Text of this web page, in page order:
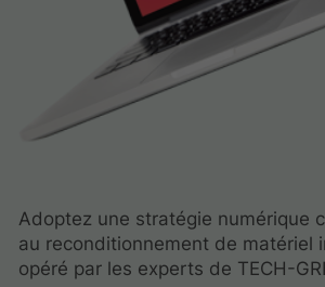
Adoptez une stratégie numérique
au reconditionnement de matériel
opéré par les experts de TECH-